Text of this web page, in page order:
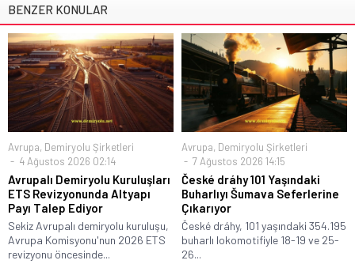
BENZER KONULAR
Avrupa, Demiryolu Şirketleri
4 Ağustos 2026 02:14
Avrupalı Demiryolu Kuruluşları
ETS Revizyonunda Altyapı
Payı Talep Ediyor
Sekiz Avrupalı demiryolu kuruluşu,
Avrupa Komisyonu'nun 2026 ETS
revizyonu öncesinde...
Avrupa, Demiryolu Şirketleri
7 Ağustos 2026 14:15
České dráhy 101 Yaşındaki
Buharlıyı Šumava Seferlerine
Çıkarıyor
České dráhy, 101 yaşındaki 354.195
buharlı lokomotifiyle 18-19 ve 25-
26...